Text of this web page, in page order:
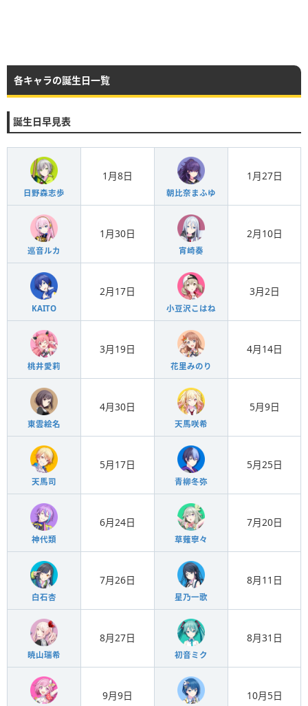
各キャラの誕生日一覧
誕生日早見表
日野森志歩
1月8日
朝比奈まふゆ
1月27日
巡音ルカ
1月30日
宵崎奏
2月10日
KAITO
2月17日
小豆沢こはね
3月2日
桃井愛莉
3月19日
花里みのり
4月14日
東雲絵名
4月30日
天馬咲希
5月9日
天馬司
5月17日
青柳冬弥
5月25日
神代類
6月24日
草薙寧々
7月20日
白石杏
7月26日
星乃一歌
8月11日
暁山瑞希
8月27日
初音ミク
8月31日
9月9日 10月5日